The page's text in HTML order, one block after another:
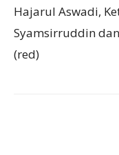
Hajarul Aswadi,
Syamsirruddin
(red)